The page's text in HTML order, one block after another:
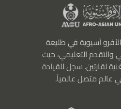
آسيوية في طليعة
والتقدم التعليمي، حيث
لقارتين. سجل للقيادة
عالم متصل عالمياً.